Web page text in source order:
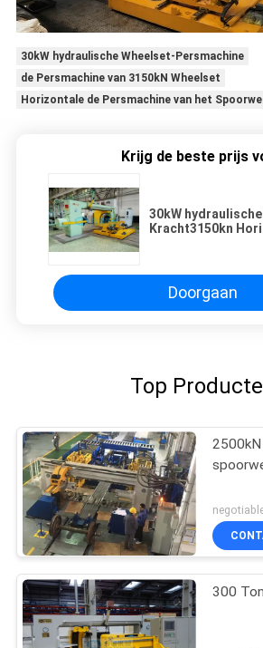
30kW hydraulische Wheelset-Persmachine
de Persmachine van 3150kN Wheelset
Horizontale de Persmachine van het
Krijg de beste prijs
30kW
Kracht3150kn
Doorgaan
Top
300